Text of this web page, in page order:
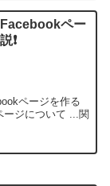
Facebookペー
❗
ページを作る
ージについて ...関